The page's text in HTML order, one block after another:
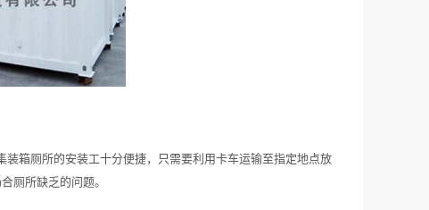
箱厕所的安装工十分便捷，只需要利用卡车运输至指定地点放
厕所缺乏的问题。